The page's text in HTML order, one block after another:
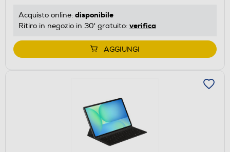
Acquisto online: disponibile
Ritiro in negozio in 30' gratuito: verifica
AGGIUNGI